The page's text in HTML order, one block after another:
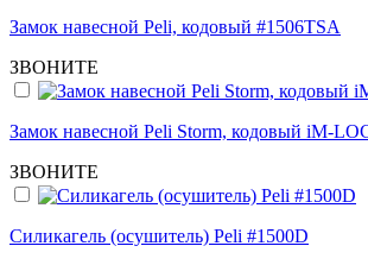
Замок навесной Peli, кодовый #1506TSA
ЗВОНИТЕ
Замок навесной Peli Storm, кодовый iM-
ЗВОНИТЕ
Силикагель (осушитель) Peli #1500D